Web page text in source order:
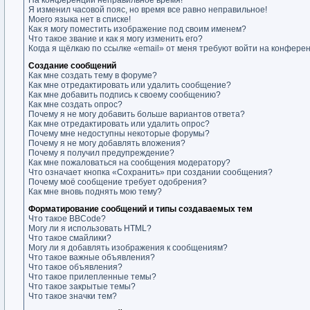
Я изменил часовой пояс, но время все равно неправильное!
Моего языка нет в списке!
Как я могу поместить изображение под своим именем?
Что такое звание и как я могу изменить его?
Когда я щёлкаю по ссылке «email» от меня требуют войти на
Создание сообщений
Как мне создать тему в форуме?
Как мне отредактировать или удалить сообщение?
Как мне добавить подпись к своему сообщению?
Как мне создать опрос?
Почему я не могу добавить больше вариантов ответа?
Как мне отредактировать или удалить опрос?
Почему мне недоступны некоторые форумы?
Почему я не могу добавлять вложения?
Почему я получил предупреждение?
Как мне пожаловаться на сообщения модератору?
Что означает кнопка «Сохранить» при создании сообщения?
Почему моё сообщение требует одобрения?
Как мне вновь поднять мою тему?
Форматирование сообщений и типы создаваемых тем
Что такое BBCode?
Могу ли я использовать HTML?
Что такое смайлики?
Могу ли я добавлять изображения к сообщениям?
Что такое важные объявления?
Что такое объявления?
Что такое прилепленные темы?
Что такое закрытые темы?
Что такое значки тем?